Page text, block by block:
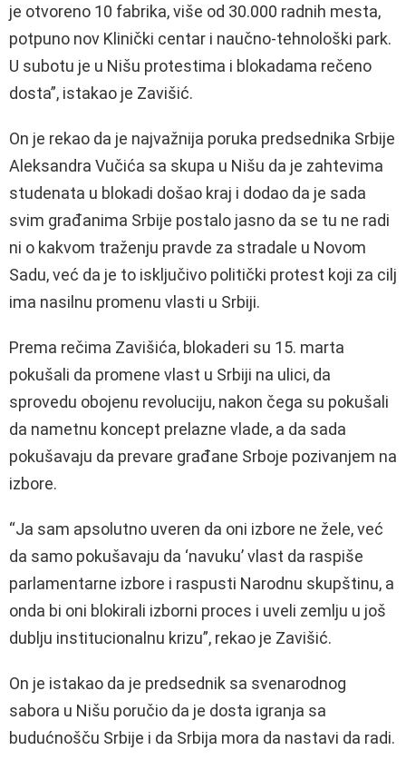
je otvoreno 10 fabrika, više od 30.000 radnih mesta,
potpuno nov Klinički centar i naučno-tehnološki park.
U subotu je u Nišu protestima i blokadama rečeno
dosta”, istakao je Zavišić.
On je rekao da je najvažnija poruka predsednika Srbije
Aleksandra Vučića sa skupa u Nišu da je zahtevima
studenata u blokadi došao kraj i dodao da je sada
svim građanima Srbije postalo jasno da se tu ne radi
ni o kakvom traženju pravde za stradale u Novom
Sadu, već da je to isključivo politički protest koji za cilj
ima nasilnu promenu vlasti u Srbiji.
Prema rečima Zavišića, blokaderi su 15. marta
pokušali da promene vlast u Srbiji na ulici, da
sprovedu obojenu revoluciju, nakon čega su pokušali
da nametnu koncept prelazne vlade, a da sada
pokušavaju da prevare građane Srboje pozivanjem na
izbore.
“Ja sam apsolutno uveren da oni izbore ne žele, već
da samo pokušavaju da ‘navuku’ vlast da raspiše
parlamentarne izbore i raspusti Narodnu skupštinu, a
onda bi oni blokirali izborni proces i uveli zemlju u još
dublju institucionalnu krizu”, rekao je Zavišić.
On je istakao da je predsednik sa svenarodnog
sabora u Nišu poručio da je dosta igranja sa
budućnošču Srbije i da Srbija mora da nastavi da radi.